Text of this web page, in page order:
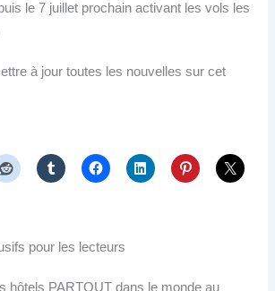
le 7 juillet prochain activant les vols les
à jour toutes les nouvelles sur cet
pour les lecteurs
hôtels PARTOUT dans le monde au